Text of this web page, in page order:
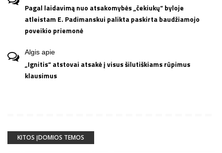
Pagal laidavimą nuo atsakomybės „čekiukų“ byloje
atleistam E. Padimanskui palikta paskirta baudžiamojo
poveikio priemonė
Algis apie
„Ignitis“ atstovai atsakė į visus šilutiškiams rūpimus
klausimus
KITOS ĮDOMIOS TEMOS